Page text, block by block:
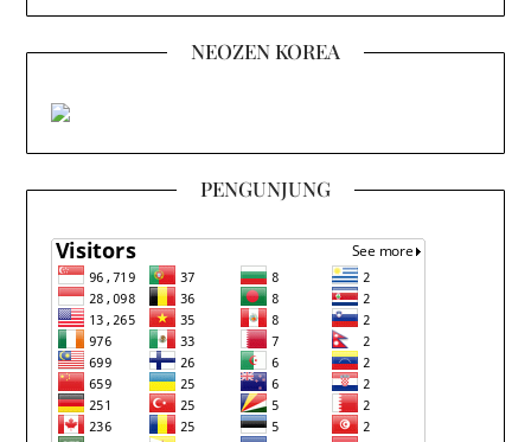
NEOZEN KOREA
PENGUNJUNG